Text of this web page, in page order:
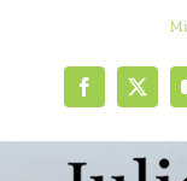
Facebook
X